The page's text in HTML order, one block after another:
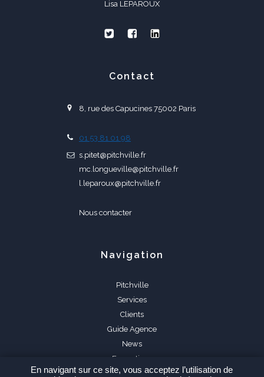
Lisa LEPAROUX
Contact
8, rue des Capucines 75002 Paris
01 53 81 01 98
s.pitet@pitchville.fr
mc.longueville@pitchville.fr
l.leparoux@pitchville.fr
Nous contacter
Navigation
Pitchville
Services
Clients
Guide Agence
News
Formations
FAQ
En navigant sur ce site, vous acceptez l’utilisation de